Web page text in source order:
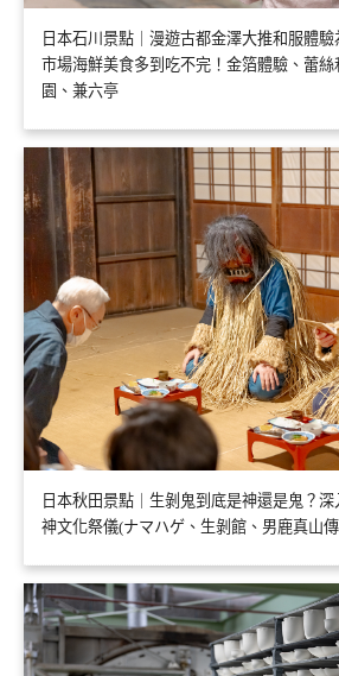
日本石川景點｜漫遊古都金澤大推和服體
市場海鮮美食多到吃不完！金箔體驗、蕾
園、兼六亭
日本秋田景點｜生剝鬼到底是神還是鬼？
神文化祭儀(ナマハゲ、生剝館、男鹿真山